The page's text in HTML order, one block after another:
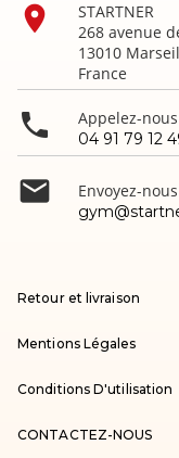

STARTNER
268 avenue
13010
France
 Appelez-
04 91 79 12
 Envoyez-
Retour et livraison
Mentions Légales
Conditions D'utilisation
CONTACTEZ-NOUS